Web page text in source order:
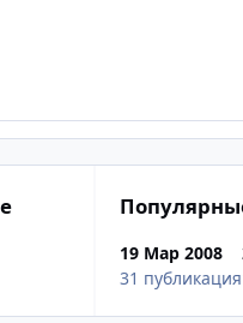
19 Мар 2008
31 публикация